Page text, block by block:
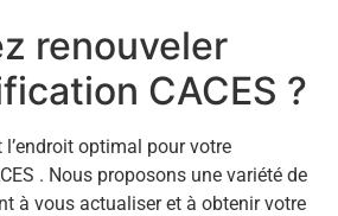
renouveler
CACES ?
optimal pour votre
. Nous proposons une variété de
à vous actualiser et à obtenir votre